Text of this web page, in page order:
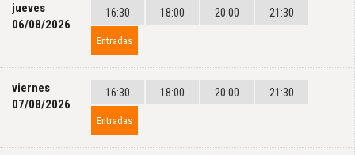
jueves
06/08/2026
16:30 18:00 20:00 21:30
Entradas
viernes
07/08/2026
16:30 18:00 20:00 21:30
Entradas